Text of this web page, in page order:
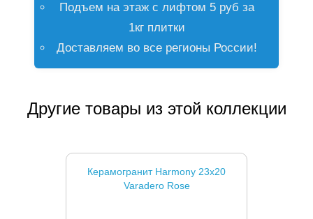
Подъем на этаж с лифтом 5 руб за
1кг плитки
Доставляем во все регионы России!
Другие товары из этой коллекции
Керамогранит Harmony 23x20
Varadero Rose